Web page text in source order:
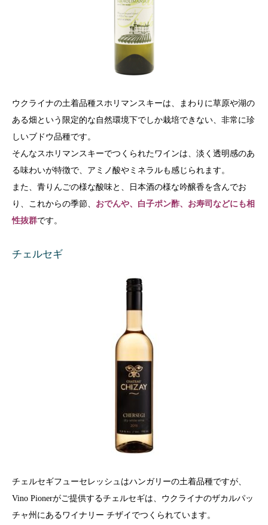
ウクライナの土着品種スホリマンスキーは、まわりに草原や湖の
ある畑という限定的な自然環境下でしか栽培できない、非常に珍
しいブドウ品種です。
そんなスホリマンスキーでつくられたワインは、淡く透明感のあ
る味わいが特徴で、アミノ酸やミネラルも感じられます。
また、青りんごの様な酸味と、日本酒の様な吟醸香を含んでお
り、これからの季節、 おでんや、白子ポン酢、お寿司などにも相
性抜群です。
チェルセギ
チェルセギフューセレッシュはハンガリーの土着品種ですが、
Vino Pionerがご提供するチェルセギは、ウクライナのザカルパッ
チャ州にあるワイナリー チザイでつくられています。